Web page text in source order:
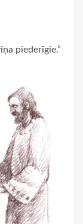
piederīgie.”